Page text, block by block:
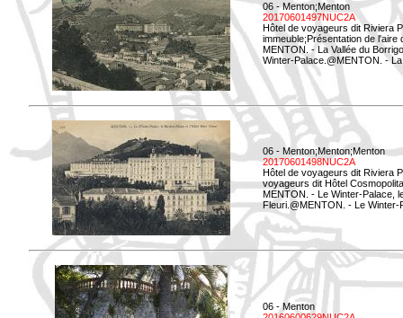
06 - Menton;Menton
20170601497NUC2A
Hôtel de voyageurs dit Riviera
immeuble;Présentation de l'aire
MENTON. - La Vallée du
Winter-Palace.@MENTON. -
06 - Menton;Menton;Menton
20170601498NUC2A
Hôtel de voyageurs dit Riviera
voyageurs dit Hôtel
MENTON. - Le Winter-Palace,
Fleuri.@MENTON. - Le Winter-
06 - Menton